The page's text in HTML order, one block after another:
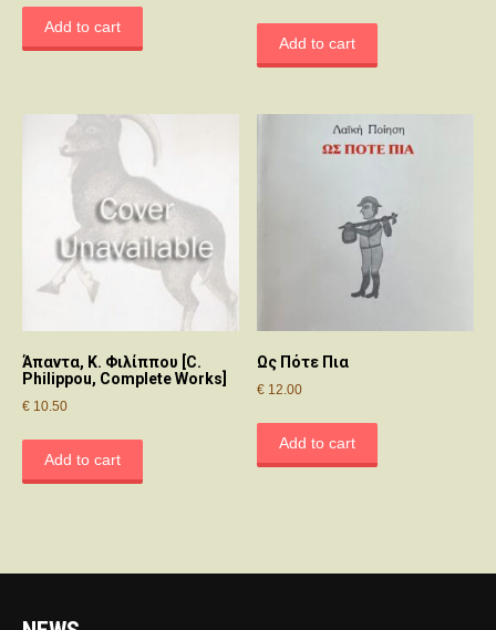
Add to cart
Add to cart
Άπαντα, Κ. Φιλίππου [C.
Philippou, Complete Works]
€ 10.50
Add to cart
Ως Πότε Πια
€ 12.00
Add to cart